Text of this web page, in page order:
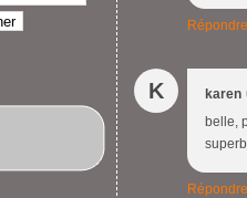
Répondre
K karen
belle,
Répondre